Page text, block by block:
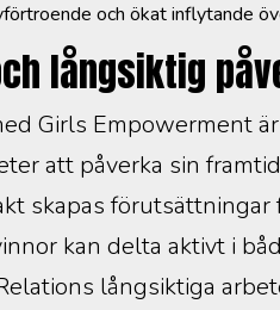
och ökat inflytande
långsiktig
Girls Empowerment
att påverka sin
skapas
kan delta aktivt i
långsiktiga